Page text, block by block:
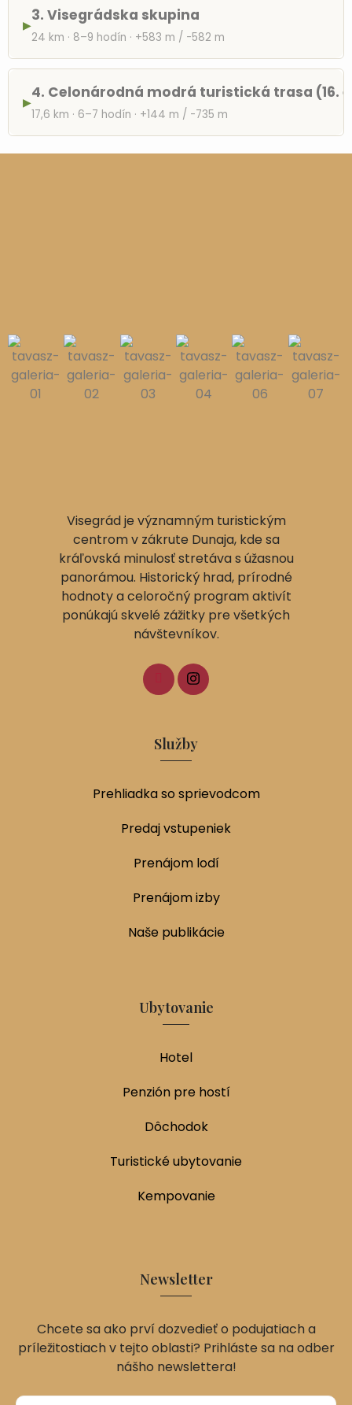
▶
3. Visegrádska skupina
24 km · 8–9 hodín · +583 m / -582 m
▶
4. Celonárodná modrá turistická trasa (16.
17,6 km · 6–7 hodín · +144 m / -735 m
Visegrád je významným turistickým
centrom v zákrute Dunaja, kde sa
kráľovská minulosť stretáva s úžasnou
panorámou. Historický hrad, prírodné
hodnoty a celoročný program aktivít
ponúkajú skvelé zážitky pre všetkých
návštevníkov.
Služby
Prehliadka so sprievodcom
Predaj vstupeniek
Prenájom lodí
Prenájom izby
Naše publikácie
Ubytovanie
Hotel
Penzión pre hostí
Dôchodok
Turistické ubytovanie
Kempovanie
Newsletter
Chcete sa ako prví dozvedieť o podujatiach a
príležitostiach v tejto oblasti? Prihláste sa na odber
nášho newslettera!